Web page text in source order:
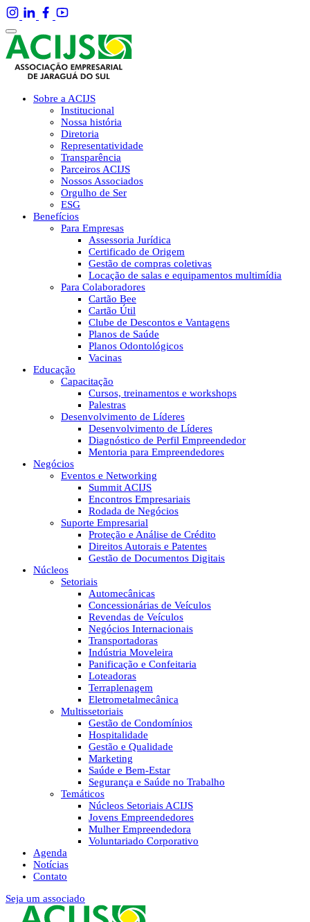
Sobre a ACIJS
Institucional
Nossa história
Diretoria
Representatividade
Transparência
Parceiros ACIJS
Nossos Associados
Orgulho de Ser
ESG
Benefícios
Para Empresas
Assessoria Jurídica
Certificado de Origem
Gestão de compras coletivas
Locação de salas e equipamentos multimídia
Para Colaboradores
Cartão Bee
Cartão Útil
Clube de Descontos e Vantagens
Planos de Saúde
Planos Odontológicos
Vacinas
Educação
Capacitação
Cursos, treinamentos e workshops
Palestras
Desenvolvimento de Líderes
Desenvolvimento de Líderes
Diagnóstico de Perfil Empreendedor
Mentoria para Empreendedores
Negócios
Eventos e Networking
Summit ACIJS
Encontros Empresariais
Rodada de Negócios
Suporte Empresarial
Proteção e Análise de Crédito
Direitos Autorais e Patentes
Gestão de Documentos Digitais
Núcleos
Setoriais
Automecânicas
Concessionárias de Veículos
Revendas de Veículos
Negócios Internacionais
Transportadoras
Indústria Moveleira
Panificação e Confeitaria
Loteadoras
Terraplenagem
Eletrometalmecânica
Multissetoriais
Gestão de Condomínios
Hospitalidade
Gestão e Qualidade
Marketing
Saúde e Bem-Estar
Segurança e Saúde no Trabalho
Temáticos
Núcleos Setoriais ACIJS
Jovens Empreendedores
Mulher Empreendedora
Voluntariado Corporativo
Agenda
Notícias
Contato
Seja um associado